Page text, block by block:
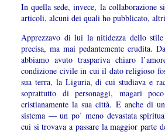
In quella sede, invece, la collaborazione
articoli, alcuni dei quali ho pubblicato,
Apprezzavo di lui la nitidezza dello
precisa, ma mai pedantemente erudita.
abbiamo avuto traspariva chiaro
condizione civile in cui il dato religioso
sua terra, la Liguria, di cui studiava e
soprattutto di personaggi, magari
cristianamente la sua città. E anche di
sistema — un po’ meno devastata
cui si trovava a passare la maggior parte